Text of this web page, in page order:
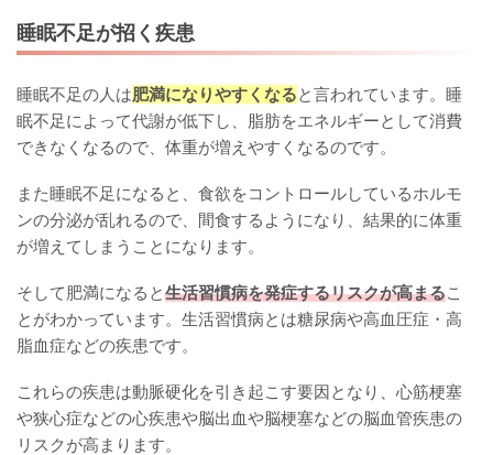
睡眠不足が招く疾患
睡眠不足の人は肥満になりやすくなると言われています。睡
眠不足によって代謝が低下し、脂肪をエネルギーとして消費
できなくなるので、体重が増えやすくなるのです。
また睡眠不足になると、食欲をコントロールしているホルモ
ンの分泌が乱れるので、間食するようになり、結果的に体重
が増えてしまうことになります。
そして肥満になると生活習慣病を発症するリスクが高まるこ
とがわかっています。生活習慣病とは糖尿病や高血圧症・高
脂血症などの疾患です。
これらの疾患は動脈硬化を引き起こす要因となり、心筋梗塞
や狭心症などの心疾患や脳出血や脳梗塞などの脳血管疾患の
リスクが高まります。